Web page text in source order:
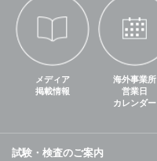
メディア
掲載情報
海外事業所
営業日
カレンダー
試験・検査のご案内